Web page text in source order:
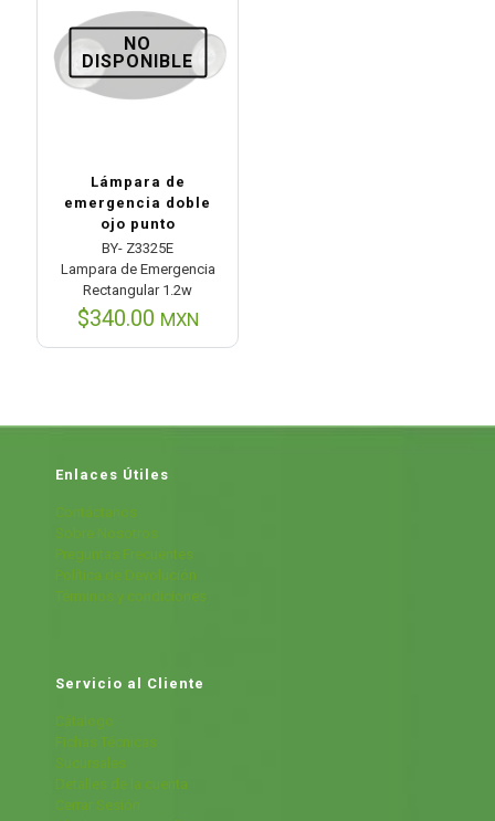
NO
DISPONIBLE
Lámpara de
emergencia doble
ojo punto
BY- Z3325E
Lampara de Emergencia
Rectangular 1.2w
$340.00 MXN
Enlaces Útiles
Contáctanos
Sobre Nosotros
Preguntas Frecuentes
Política de Devolución
Términos y condiciones
Servicio al Cliente
Cátalogo
Fichas Técnicas
Sucursales
Detalles de la cuenta
Cerrar Sesión